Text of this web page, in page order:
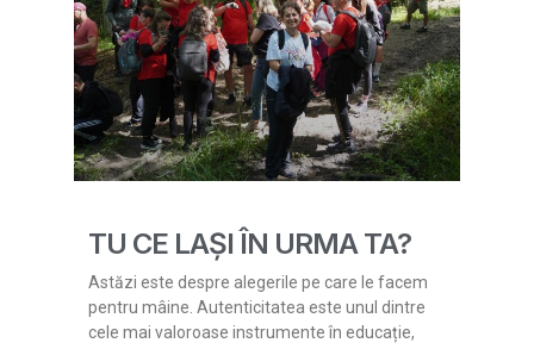
TU CE LAȘI ÎN URMA TA?
Astăzi este despre alegerile pe care le facem
pentru mâine. Autenticitatea este unul dintre
cele mai valoroase instrumente în educație,